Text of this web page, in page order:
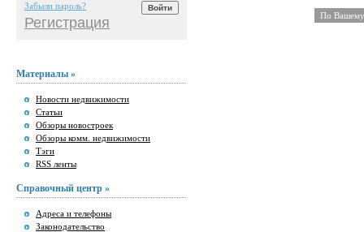
Забыли пароль?
Регистрация
Материалы »
Новости недвижимости
Статьи
Обзоры новостроек
Обзоры комм. недвижимости
Тэги
RSS ленты
Справочный центр »
Адреса и телефоны
Законодательство
По Вашему